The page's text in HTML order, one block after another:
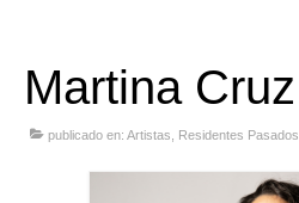
Programa de residencia
CRUCERO
Martina Cruz
publicado en: Artistas Residentes Pasados